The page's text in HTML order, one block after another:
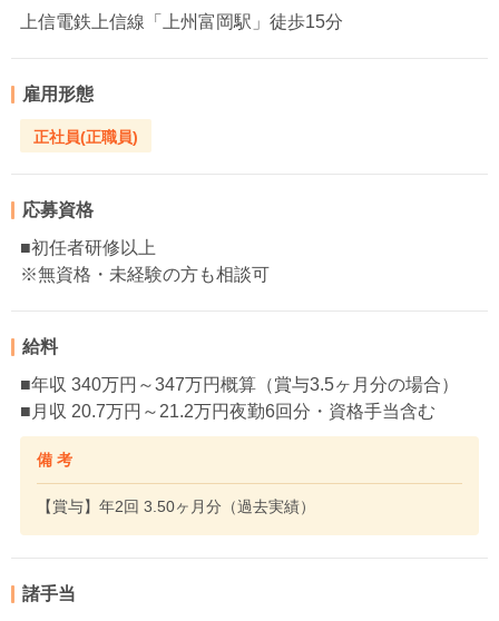
上信電鉄上信線「上州富岡駅」徒歩15分
雇用形態
正社員(正職員)
応募資格
■初任者研修以上
※無資格・未経験の方も相談可
給料
■年収 340万円～347万円概算（賞与3.5ヶ月分の場合）
■月収 20.7万円～21.2万円夜勤6回分・資格手当含む
備 考
【賞与】年2回 3.50ヶ月分（過去実績）
諸手当